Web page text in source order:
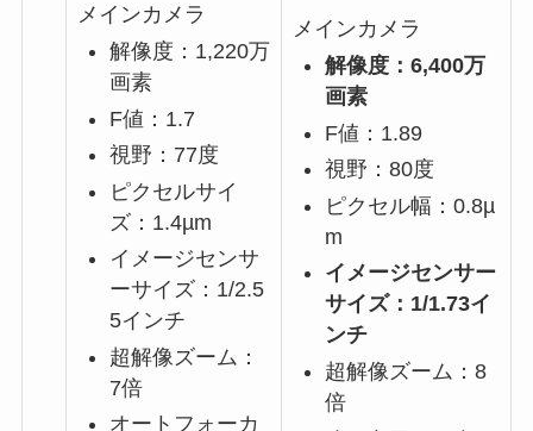
メインカメラ
解像度：1,220万
画素
F値：1.7
視野：77度
ピクセルサイ
ズ：1.4µm
イメージセンサ
ーサイズ：1/2.5
5インチ
超解像ズーム：
7倍
オートフォーカ
メインカメラ
解像度：6,400万
画素
F値：1.89
視野：80度
ピクセル幅：0.8µ
m
イメージセンサー
サイズ：1/1.73イ
ンチ
超解像ズーム：8
倍